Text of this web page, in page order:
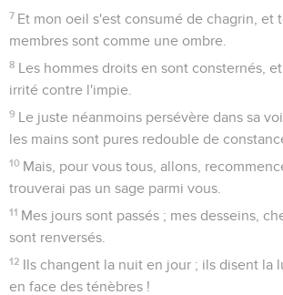
7 Et mon oeil s'est consumé de chagrin, et
membres sont comme une ombre.
8 Les hommes droits en sont consternés,
irrité contre l'impie.
9 Le juste néanmoins persévère dans sa
les mains sont pures redouble de
10 Mais, pour vous tous, allons,
trouverai pas un sage parmi vous.
11 Mes jours sont passés ; mes desseins,
sont renversés.
12 Ils changent la nuit en jour ; ils disent la
en face des ténèbres !